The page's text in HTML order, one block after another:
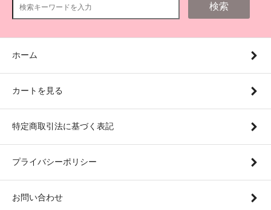
検索
ホーム
カートを見る
特定商取引法に基づく表記
プライバシーポリシー
お問い合わせ